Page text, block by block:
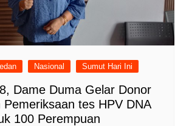
Nasional Sumut Hari Ini
Dame Duma Gelar Donor
Pemeriksaan tes HPV DNA
100 Perempuan